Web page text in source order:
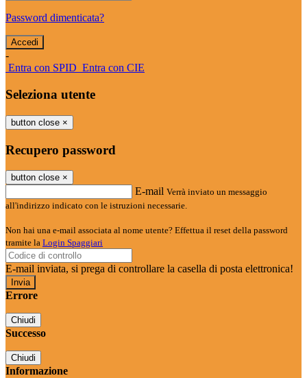
Password dimenticata?
-
Entra con SPID Entra con CIE
Seleziona utente
button close ×
Recupero password
button close ×
E-mail Verrà inviato un messaggio
all'indirizzo indicato con le istruzioni necessarie.
Non hai una e-mail associata al nome utente? Effettua il reset della password
tramite la Login Spaggiari
E-mail inviata, si prega di controllare la casella di posta elettronica!
Errore
Chiudi
Successo
Chiudi
Informazione